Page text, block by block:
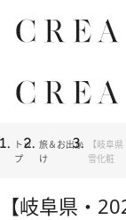
トッ
プ
旅＆お出か
け
【岐阜
雪化粧
【岐阜県・